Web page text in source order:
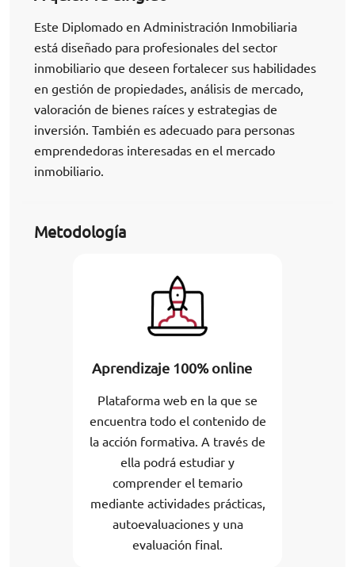
Este Diplomado en Administración Inmobiliaria
está diseñado para profesionales del sector
inmobiliario que deseen fortalecer sus habilidades
en gestión de propiedades, análisis de mercado,
valoración de bienes raíces y estrategias de
inversión. También es adecuado para personas
emprendedoras interesadas en el mercado
inmobiliario.
Metodología
Aprendizaje 100% online
Plataforma web en la que se
encuentra todo el contenido de
la acción formativa. A través de
ella podrá estudiar y
comprender el temario
mediante actividades prácticas,
autoevaluaciones y una
evaluación final.